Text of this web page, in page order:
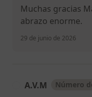
Muchas gracias
abrazo enorme.
29 de junio de 2026
A.V.M Número